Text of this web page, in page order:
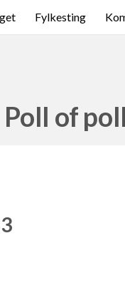
Fylkesting
Poll of